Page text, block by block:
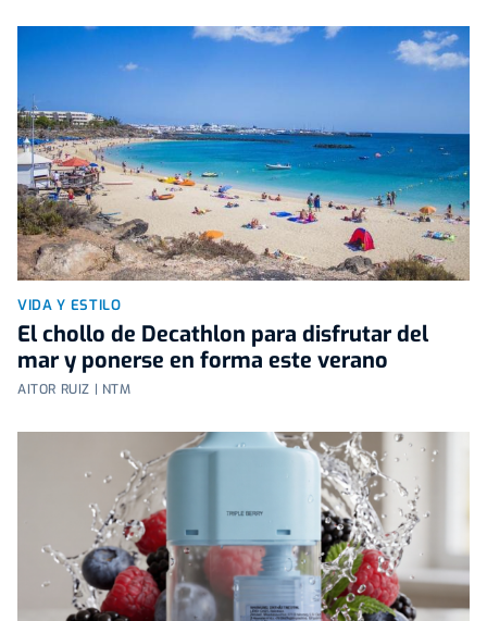
VIDA Y ESTILO
El chollo de Decathlon para disfrutar del
mar y ponerse en forma este verano
AITOR RUIZ | NTM